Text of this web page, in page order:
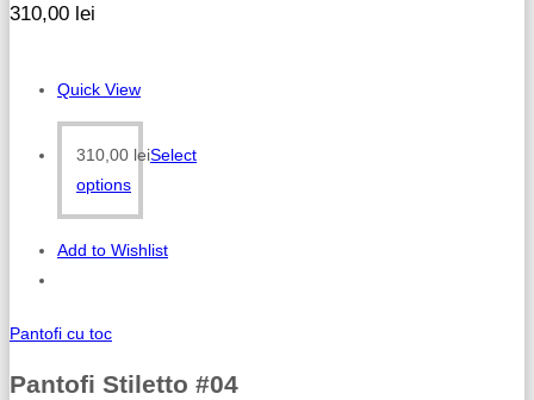
310,00 lei
Quick View
310,00 leiSelect
options
Add to Wishlist
Pantofi cu toc
Pantofi Stiletto #04